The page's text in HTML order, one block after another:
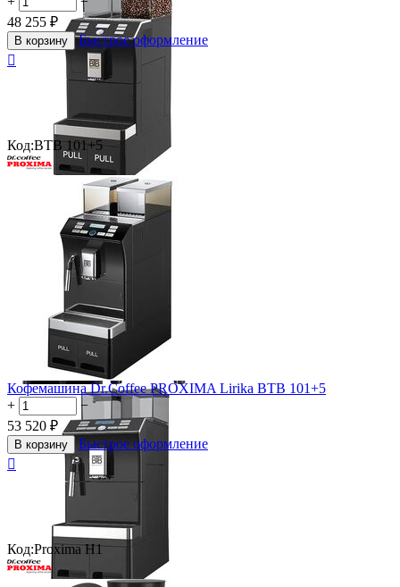
48 255 ₽
В корзину
Быстрое оформление

Код:BTB 101+5
Кофемашина Dr.Coffee PROXIMA Lirika BTB 101+5
+
−
53 520 ₽
В корзину
Быстрое оформление

Код:Proxima H1